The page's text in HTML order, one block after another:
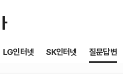
LG인터넷 SK인터넷 질문답변